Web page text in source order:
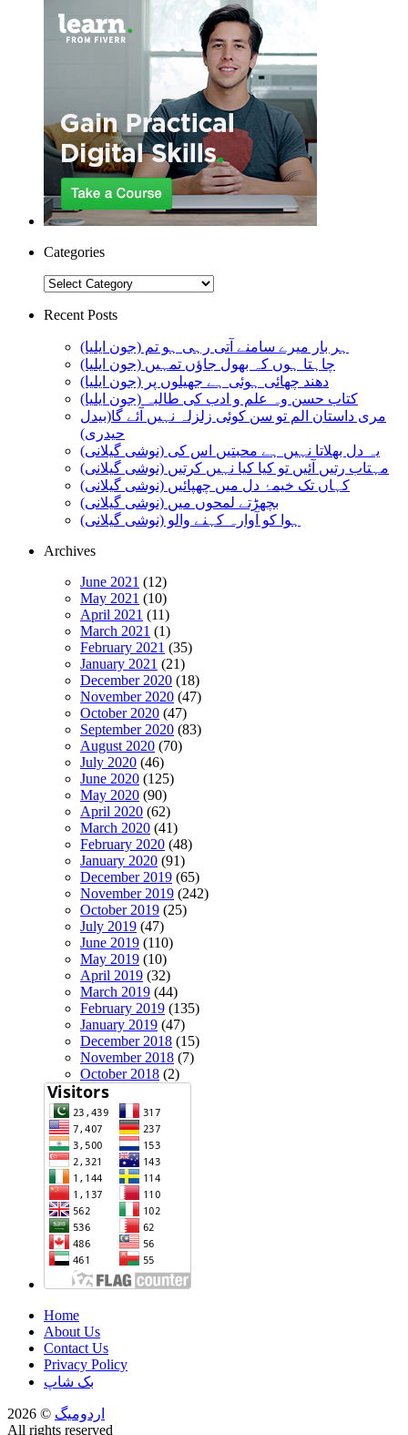
Categories
Categories
Recent Posts
ہر بار میرے سامنے آتی رہی ہو تم (جون ایلیا)
چاہتا ہوں کہ بھول جاؤں تمہیں (جون ایلیا)
دھند چھائی ہوئی ہے جھیلوں پر (جون ایلیا)
کتاب حسن وہ علم و ادب کی طالبہ (جون ایلیا)
مری داستان الم تو سن کوئی زلزلہ نہیں آئے گا(بیدل
حیدری)
یہ دل بھلاتا نہیں ہے محبتیں اس کی (نوشی گیلانی)
مہتاب رتیں آئیں تو کیا کیا نہیں کرتیں (نوشی گیلانی)
کہاں تک خیمۂ دل میں چھپائیں (نوشی گیلانی)
بچھڑتے لمحوں میں (نوشی گیلانی)
ہوا کو آوارہ کہنے والو (نوشی گیلانی)
Archives
June 2021 (12)
May 2021 (10)
April 2021 (11)
March 2021 (1)
February 2021 (35)
January 2021 (21)
December 2020 (18)
November 2020 (47)
October 2020 (47)
September 2020 (83)
August 2020 (70)
July 2020 (46)
June 2020 (125)
May 2020 (90)
April 2020 (62)
March 2020 (41)
February 2020 (48)
January 2020 (91)
December 2019 (65)
November 2019 (242)
October 2019 (25)
July 2019 (47)
June 2019 (110)
May 2019 (10)
April 2019 (32)
March 2019 (44)
February 2019 (135)
January 2019 (47)
December 2018 (15)
November 2018 (7)
October 2018 (2)
Home
About Us
Contact Us
Privacy Policy
بک شاپ
اردومیگ © 2026
All rights reserved